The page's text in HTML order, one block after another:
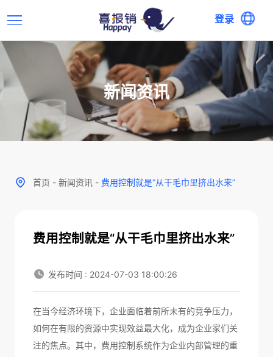
登录
新闻资讯
首页 - 新闻资讯 - 费用控制就是“从干毛巾里挤出水来”
费用控制就是“从干毛巾里挤出水来”
发布时间 : 2024-07-03 18:00:26
在当今经济环境下，企业面临着前所未有的竞争压力，
如何在有限的资源中实现效益最大化，成为企业家们关
注的焦点。其中， 费用控制系统作为企业内部管理的重